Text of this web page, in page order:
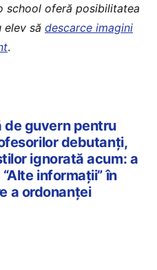
school oferă posibilitatea
elev să descarce imagini
.
de guvern pentru
debutanți,
ignorată acum: a
informații” în
a ordonanței